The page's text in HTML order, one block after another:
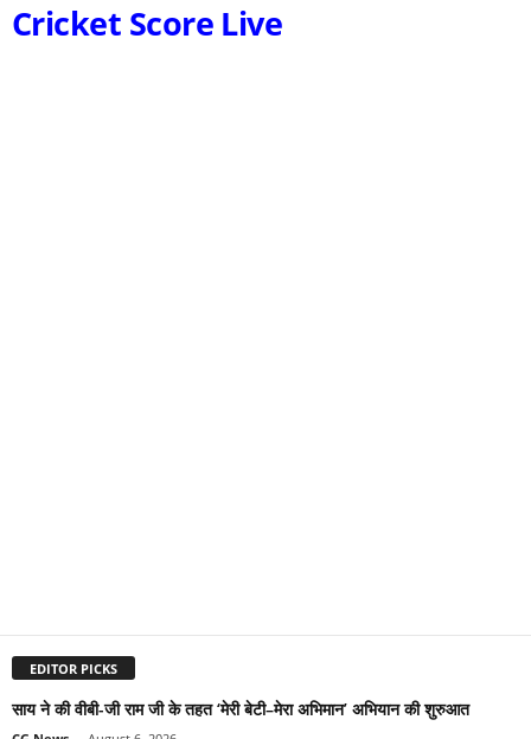
Cricket Score Live
EDITOR PICKS
साय ने की वीबी-जी राम जी के तहत ‘मेरी बेटी–मेरा अभिमान’ अभियान की शुरुआत